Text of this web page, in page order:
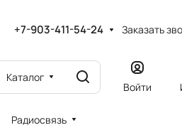
+7-903-411-54-24 Заказать
Каталог
Войти
Радиосвязь